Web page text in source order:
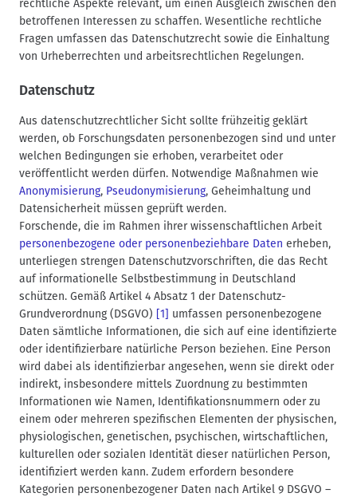
n
a
v
g
t
i
o
n
rechtliche Aspekte relevant, um einen Ausgleich zwischen den
betroffenen Interessen zu schaffen. Wesentliche rechtliche
Fragen umfassen das Datenschutzrecht sowie die Einhaltung
von Urheberrechten und arbeitsrechtlichen Regelungen.
Datenschutz
Aus datenschutzrechtlicher Sicht sollte frühzeitig geklärt
werden, ob Forschungsdaten personenbezogen sind und unter
welchen Bedingungen sie erhoben, verarbeitet oder
veröffentlicht werden dürfen. Notwendige Maßnahmen wie
Anonymisierung, Pseudonymisierung, Geheimhaltung und
Datensicherheit müssen geprüft werden.
Forschende, die im Rahmen ihrer wissenschaftlichen Arbeit
personenbezogene oder personenbeziehbare Daten erheben,
unterliegen strengen Datenschutzvorschriften, die das Recht
auf informationelle Selbstbestimmung in Deutschland
schützen. Gemäß Artikel 4 Absatz 1 der Datenschutz-
Grundverordnung (DSGVO) [1] umfassen personenbezogene
Daten sämtliche Informationen, die sich auf eine identifizierte
oder identifizierbare natürliche Person beziehen. Eine Person
wird dabei als identifizierbar angesehen, wenn sie direkt oder
indirekt, insbesondere mittels Zuordnung zu bestimmten
Informationen wie Namen, Identifikationsnummern oder zu
einem oder mehreren spezifischen Elementen der physischen,
physiologischen, genetischen, psychischen, wirtschaftlichen,
kulturellen oder sozialen Identität dieser natürlichen Person,
identifiziert werden kann. Zudem erfordern besondere
Kategorien personenbezogener Daten nach Artikel 9 DSGVO –